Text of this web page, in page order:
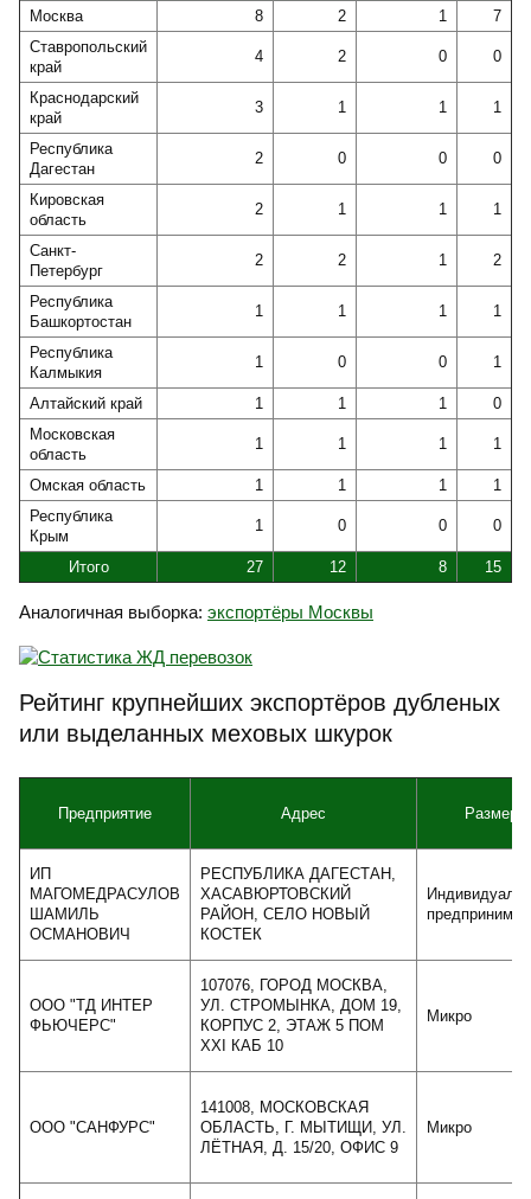
Москва
8 2 1
7
Ставропольский
край
4 2 0 0
Краснодарский
край
3 1 1 1
Республика
Дагестан
2 0 0 0
Кировская
область
2 1 1 1
Санкт-
Петербург
2 2 1 2
Республика
Башкортостан
1 1 1 1
Республика
Калмыкия
1 0 0 1
Алтайский край 1 1 1
0
Московская
область
1 1 1 1
Омская область 1 1 1
1
Республика
Крым
1 0 0 0
Итого 27 12 8 15
Аналогичная выборка: экспортёры Москвы
Рейтинг крупнейших экспортёров дубленых
или выделанных меховых шкурок
Предприятие Адрес Размер
ИП
МАГОМЕДРАСУЛОВ
ШАМИЛЬ
ОСМАНОВИЧ
РЕСПУБЛИКА ДАГЕСТАН,
ХАСАВЮРТОВСКИЙ
РАЙОН, СЕЛО НОВЫЙ
КОСТЕК
ООО "ТД ИНТЕР
ФЬЮЧЕРС"
107076, ГОРОД МОСКВА,
УЛ. СТРОМЫНКА, ДОМ 19,
КОРПУС 2, ЭТАЖ 5 ПОМ
XXI КАБ 10
Микро
ООО "САНФУРС"
141008, МОСКОВСКАЯ
ОБЛАСТЬ, Г. МЫТИЩИ, УЛ.
ЛЁТНАЯ, Д. 15/20, ОФИС 9
Микро